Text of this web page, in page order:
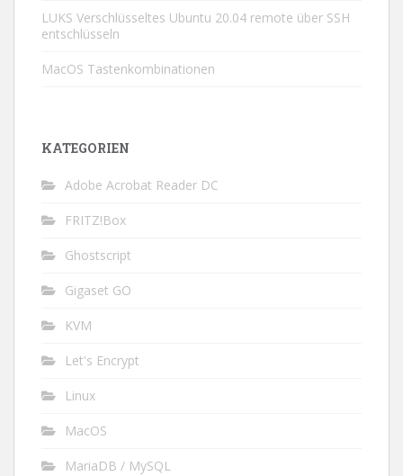
LUKS Verschlüsseltes Ubuntu 20.04 remote über SSH
entschlüsseln
MacOS Tastenkombinationen
KATEGORIEN
Adobe Acrobat Reader DC
FRITZ!Box
Ghostscript
Gigaset GO
KVM
Let's Encrypt
Linux
MacOS
MariaDB / MySQL